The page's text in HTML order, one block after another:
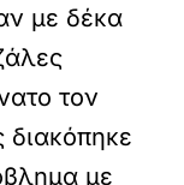
με δέκα
τον
διακόπηκε
με